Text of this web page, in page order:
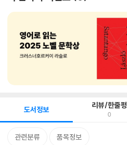
도서정보 리뷰/한줄평
0
관련분류 품목정보